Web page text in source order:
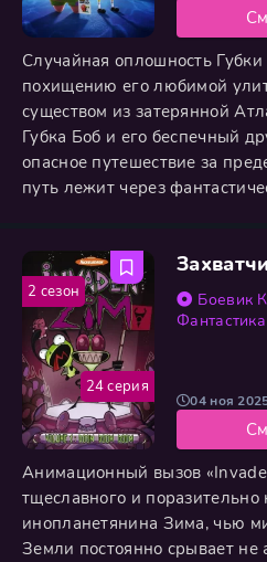
Случайная оплошность
похищению его любимой
существом из затерянной
Губка Боб и его беспечный
опасное путешествие за
путь лежит через
могущественный Посейдон.
морей жаждет мести за
обиду на Губку
Боевик
Фантастика
Анимационный вызов
тщеславного и поразительно
инопланетянина Зима, чью
Земли постоянно срывает не
04 ноя
24 серия
2 сезон